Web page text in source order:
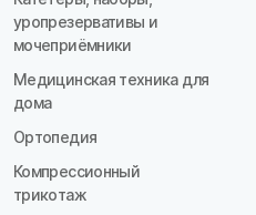
уропрезервативы и
мочеприёмники
Медицинская техника для
дома
Ортопедия
Компрессионный
трикотаж